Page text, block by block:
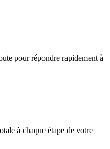
pour répondre rapidement à
à chaque étape de votre